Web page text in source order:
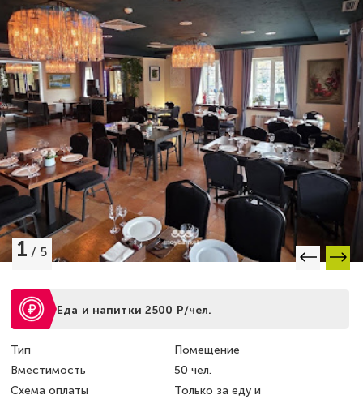
1 / 5
Еда и напитки 2500 Р/чел.
Тип
Помещение
Вместимость
50 чел.
Схема оплаты
Только за еду и